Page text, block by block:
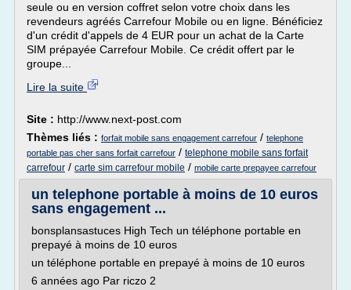
seule ou en version coffret selon votre choix dans les
revendeurs agréés Carrefour Mobile ou en ligne. Bénéficiez
d'un crédit d'appels de 4 EUR pour un achat de la Carte
SIM prépayée Carrefour Mobile. Ce crédit offert par le
groupe...
Lire la suite
Site : http://www.next-post.com
Thèmes liés : forfait mobile sans engagement carrefour / telephone
portable pas cher sans forfait carrefour / telephone mobile sans forfait
carrefour / carte sim carrefour mobile / mobile carte prepayee carrefour
un telephone portable à moins de 10 euros
sans engagement ...
bonsplansastuces High Tech un téléphone portable en
prepayé à moins de 10 euros
un téléphone portable en prepayé à moins de 10 euros
6 années ago Par riczo 2